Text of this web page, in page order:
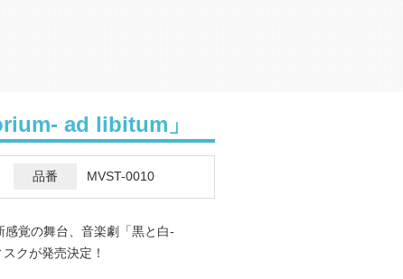
ad libitum」
品番 MVST-0010
覚の舞台、音楽劇「黒と白-
クが発売決定！